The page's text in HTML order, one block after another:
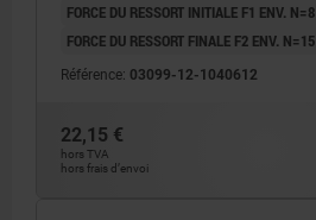
FORCE DU RESSORT INITIALE F1 ENV. N=8
FORCE DU RESSORT FINALE F2 ENV. N=15
Référence: 03099-12-1040612
22,15 €
hors TVA
hors frais d’envoi